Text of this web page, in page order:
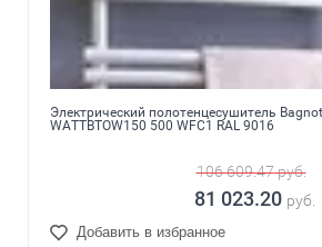
Электрический полотенцесушитель
WATTBTOW150 500 WFC1 RAL 9016
106 609.47руб.
81 023.20 руб.
Добавить в избранное